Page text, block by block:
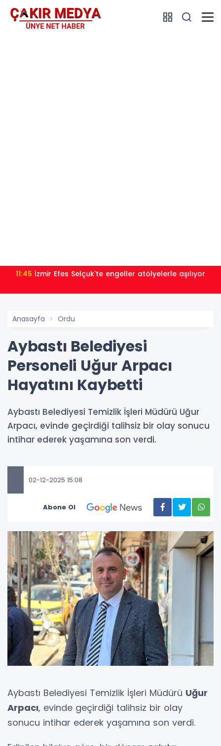
11:45 İzmir Efes Selçuk'te engeller atölyelerle aşılıyor
Anasayfa Ordu
Aybastı Belediyesi
Personeli Uğur Arpacı
Hayatını Kaybetti
Aybastı Belediyesi Temizlik İşleri Müdürü Uğur
Arpacı, evinde geçirdiği talihsiz bir olay sonucu
intihar ederek yaşamına son verdi.
02-12-2025 15:08
Abone Ol
Aybastı Belediyesi Temizlik İşleri Müdürü Uğur
Arpacı, evinde geçirdiği talihsiz bir olay
sonucu intihar ederek yaşamına son verdi.